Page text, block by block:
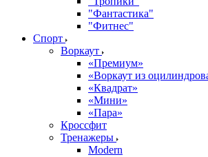
"Фантастика"
"Фитнес"
Спорт
Воркаут
«Премиум»
«Воркаут из
«Квадрат»
«Мини»
«Пара»
Кроссфит
Тренажеры
Modern